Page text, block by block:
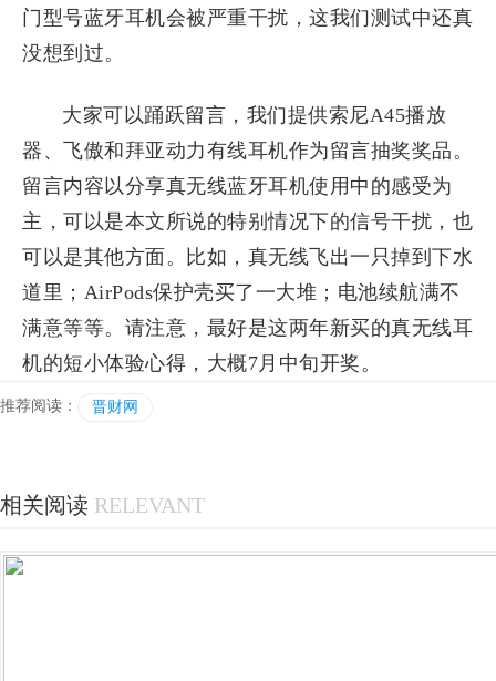
门型号蓝牙耳机会被严重干扰，这我们测试中还真
没想到过。
大家可以踊跃留言，我们提供索尼A45播放
器、飞傲和拜亚动力有线耳机作为留言抽奖奖品。
留言内容以分享真无线蓝牙耳机使用中的感受为
主，可以是本文所说的特别情况下的信号干扰，也
可以是其他方面。比如，真无线飞出一只掉到下水
道里；AirPods保护壳买了一大堆；电池续航满不
满意等等。请注意，最好是这两年新买的真无线耳
机的短小体验心得，大概7月中旬开奖。
推荐阅读： 晋财网
相关阅读 RELEVANT